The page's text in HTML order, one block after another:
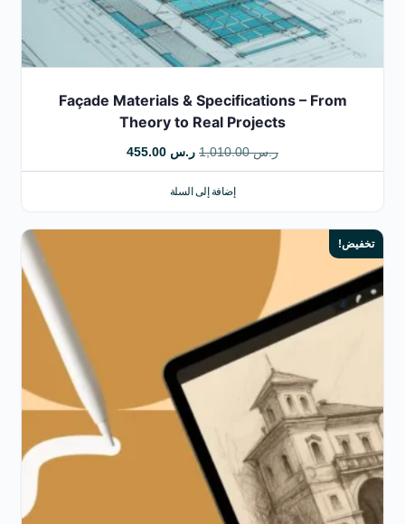
Façade Materials & Specifications – From
Theory to Real Projects
ر.س1,010.00 ر.س
إضافة إلى السلة
تخفيض!